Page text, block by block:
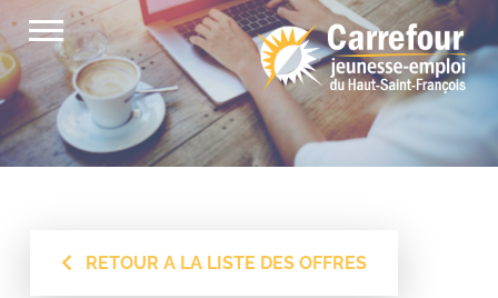
Passer
au
contenu
RETOUR A LA LISTE DES OFFRES